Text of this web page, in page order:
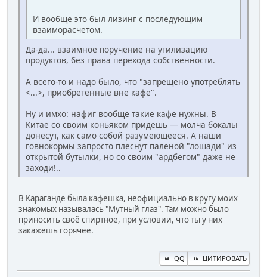
И вообще это был лизинг с последующим
взаиморасчетом.
Да-да... взаимное поручение на утилизацию
продуктов, без права перехода собственности.
А всего-то и надо было, что "запрещено употреблять
<...>, приобретенные вне кафе".
Ну и имхо: нафиг вообще такие кафе нужны. В
Китае со своим коньяком придешь — молча бокалы
донесут, как само собой разумеющееся. А наши
говнокормы запросто плеснут паленой "лошади" из
открытой бутылки, но со своим "ардбегом" даже не
заходи!..
В Караганде была кафешка, неофициально в кругу моих
знакомых называлась "Мутный глаз". Там можно было
приносить своё спиртное, при условии, что ты у них
закажешь горячее.
QQ ЦИТИРОВАТЬ